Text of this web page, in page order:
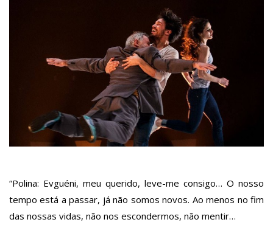
“Polina: Evguéni, meu querido, leve-me consigo… O nosso
tempo está a passar, já não somos novos. Ao menos no fim
das nossas vidas, não nos escondermos, não mentir…